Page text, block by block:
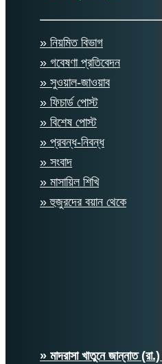
» নিয়মিত বিভাগ
» গবেষণা প্রতিবেদন
» সুওয়াল-জাওয়াব
» ফিচার্ড পোস্ট
» বিশেষ পোস্ট
» প্রবন্ধ-নিবন্ধ
» সংবাদ
» মাসায়িল শিখি
» হুজুরদের বয়ান থেকে
» মাদরাসা খাতুনে জান্নাত